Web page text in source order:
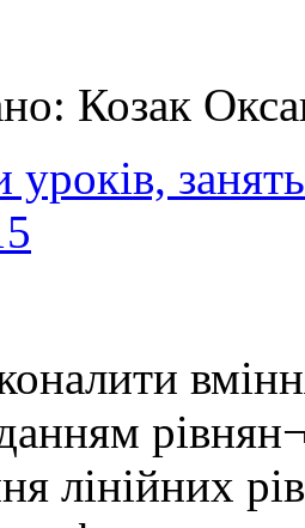
Козак
уроків, занять
лінійних